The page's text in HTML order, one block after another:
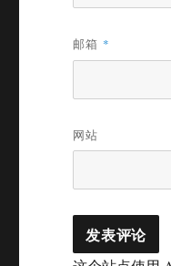
邮箱 *
网站